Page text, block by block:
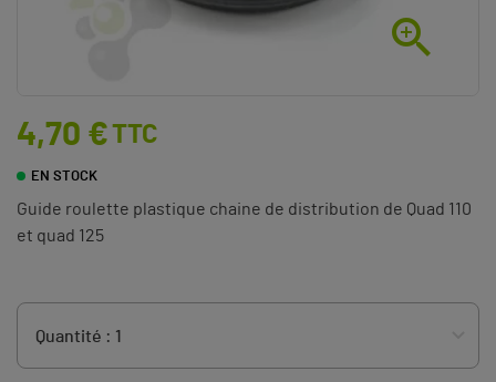

4,70 €TTC
EN STOCK
Guide roulette plastique chaine de distribution de Quad 110
et quad 125